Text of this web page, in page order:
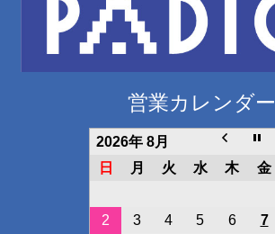
営業カレンダー
2026年 8月
日
月 火 水 木 金
2
3 4 5 6 7